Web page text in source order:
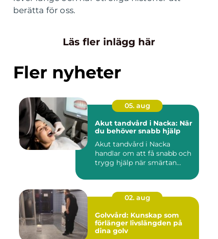
berätta för oss.
Läs fler inlägg här
Fler nyheter
05. aug
Akut tandvård i Nacka: När
du behöver snabb hjälp
Akut tandvård i Nacka
handlar om att få snabb och
trygg hjälp när smärtan...
02. aug
Golvvård: Kunskap som
förlänger livslängden på
dina golv